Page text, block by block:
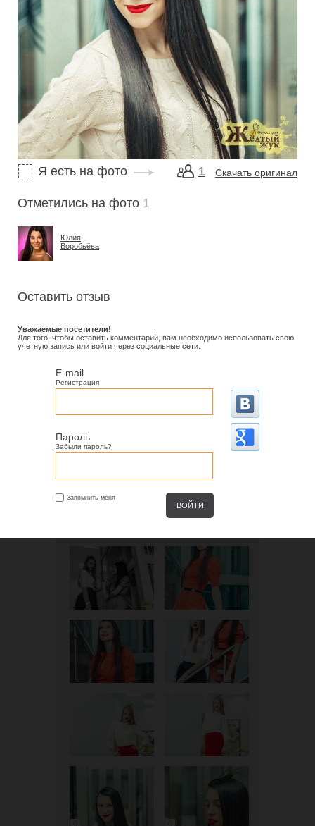
Скачать оригинал
1
Я есть на фото
Отметились на фото 1
Юлия
Воробьёва
Оставить отзыв
Уважаемые посетители!
Для того, чтобы оставить комментарий, вам необходимо использовать свою
учетную запись или войти через социальные сети.
E-mail
Регистрация
Пароль
Забыли пароль?
Запомнить меня